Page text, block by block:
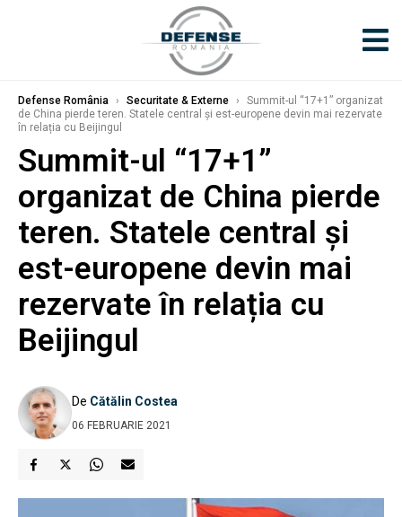
Defense România › Securitate & Externe ›
Summit-ul “17+1” organizat
de China pierde teren. Statele central și est-europene devin mai rezervate
în relația cu Beijingul
Summit-ul “17+1”
organizat de China pierde
teren. Statele central și
est-europene devin mai
rezervate în relația cu
Beijingul
De Cătălin Costea
06 FEBRUARIE 2021